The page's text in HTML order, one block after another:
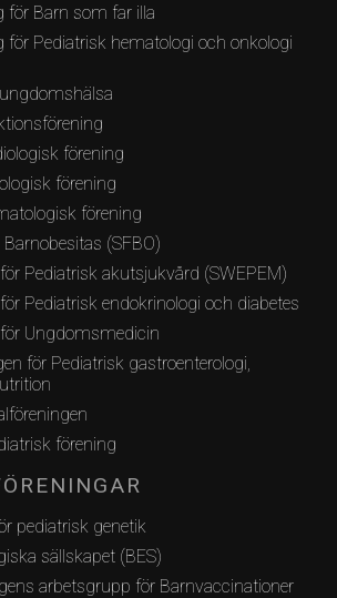
för Barn som far illa
för Pediatrisk hematologi och onkologi
förening
förening
förening
(SFBO)
Pediatrisk akutsjukvård (SWEPEM)
Pediatrisk endokrinologi och diabetes
Ungdomsmedicin
för Pediatrisk gastroenterologi,
förening
pediatrisk genetik
sällskapet (BES)
arbetsgrupp för Barnvaccinationer